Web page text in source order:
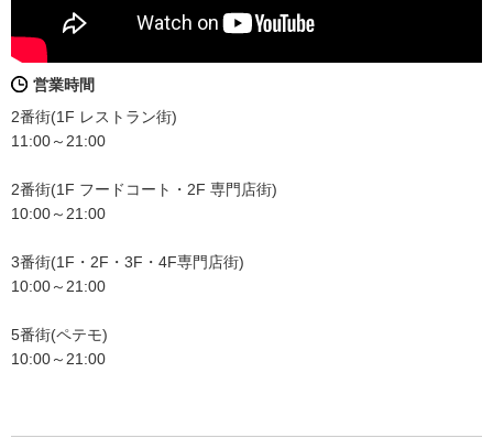
営業時間
2番街(1F レストラン街)
11:00～21:00
2番街(1F フードコート・2F 専門店街)
10:00～21:00
3番街(1F・2F・3F・4F専門店街)
10:00～21:00
5番街(ペテモ)
10:00～21:00